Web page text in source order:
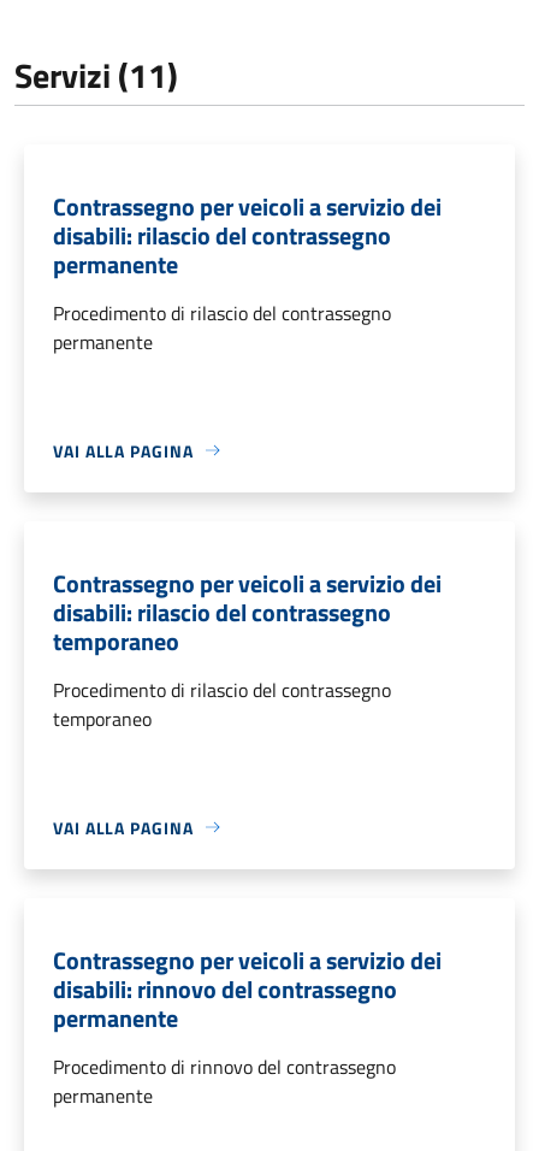
Servizi (11)
Contrassegno per veicoli a servizio dei
disabili: rilascio del contrassegno
permanente
Procedimento di rilascio del contrassegno
permanente
VAI ALLA PAGINA
Contrassegno per veicoli a servizio dei
disabili: rilascio del contrassegno
temporaneo
Procedimento di rilascio del contrassegno
temporaneo
VAI ALLA PAGINA
Contrassegno per veicoli a servizio dei
disabili: rinnovo del contrassegno
permanente
Procedimento di rinnovo del contrassegno
permanente